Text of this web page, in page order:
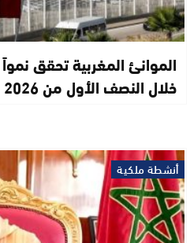
خلال النصف الأول من 2026
أنشطة ملكية